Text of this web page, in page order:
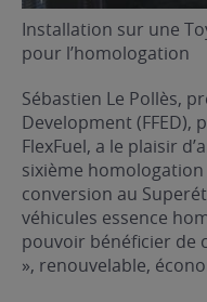
Installation sur une
pour l’homologation
Sébastien Le Pollès,
Development
FlexFuel, a le plaisir
sixième homologation
conversion au
véhicules essence
pouvoir bénéficier de
», renouvelable,